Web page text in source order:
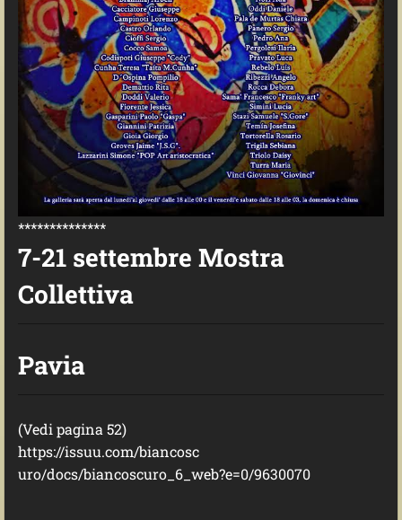
**************
7-21 settembre Mostra
Collettiva
Pavia
(Vedi pagina 52)
https://issuu.com/biancosc
uro/docs/biancoscuro_6_web?e=0/9630070